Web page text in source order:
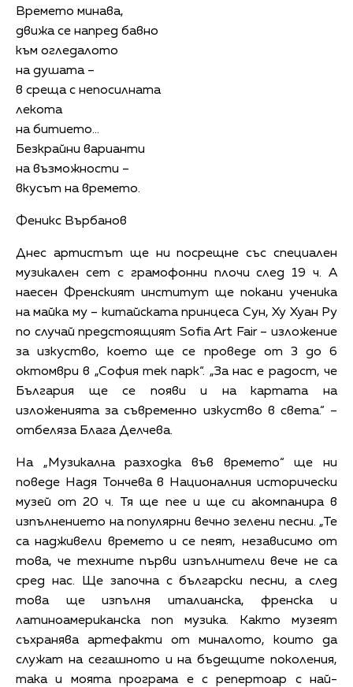
Времето минава,
движа се напред бавно
към огледалото
на душата –
в среща с непосилната
лекота
на битието…
Безкрайни варианти
на възможности –
вкусът на времето.
Феникс Върбанов
Днес артистът ще ни посрещне със специален
музикален сет с грамофонни плочи след 19 ч. А
наесен Френският институт ще покани ученика
на майка му – китайската принцеса Сун, Ху Хуан Ру
по случай предстоящият Sofia Art Fair – изложение
за изкуство, което ще се проведе от 3 до 6
октомври в „София тек парк“. „За нас е радост, че
България ще се появи и на картата на
изложенията за съвременно изкуство в света.“ –
отбеляза Блага Делчева.
На „Музикална разходка във времето“ ще ни
поведе Надя Тончева в Националния исторически
музей от 20 ч. Тя ще пее и ще си акомпанира в
изпълнението на популярни вечно зелени песни. „Те
са надживели времето и се пеят, независимо от
това, че техните първи изпълнители вече не са
сред нас. Ще започна с български песни, а след
това ще изпълня италианска, френска и
латиноамериканска поп музика. Както музеят
съхранява артефакти от миналото, които да
служат на сегашното и на бъдещите поколения,
така и моята програма е с репертоар с най-